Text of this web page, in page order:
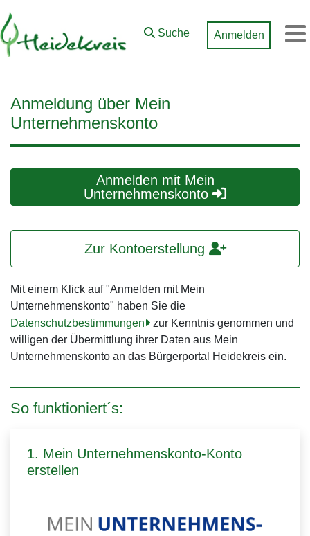
Zum Hauptinhalt springen
Suche Anmelden
Anmeldung über Mein
Unternehmenskonto
Anmelden mit Mein
Unternehmenskonto
Zur Kontoerstellung
Mit einem Klick auf "Anmelden mit Mein
Unternehmenskonto" haben Sie die
Datenschutzbestimmungen
zur Kenntnis genommen und
willigen der Übermittlung ihrer Daten aus Mein
Unternehmenskonto an das Bürgerportal Heidekreis ein.
So funktioniert´s:
1. Mein Unternehmenskonto-Konto
erstellen